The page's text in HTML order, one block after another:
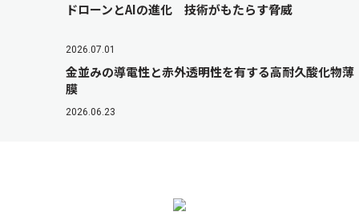
ドローンとAIの進化 技術がもたらす脅威
2026.07.01
金並みの導電性と赤外透明性を有する高耐久酸化物薄
膜
2026.06.23